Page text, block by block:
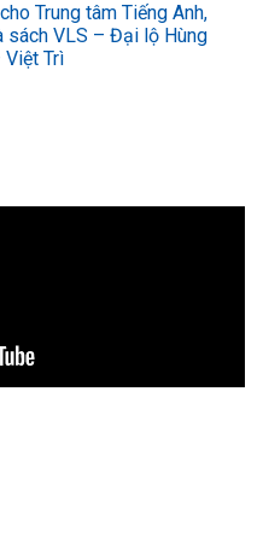
Trung tâm Tiếng Anh,
sách VLS – Đại lộ Hùng
Việt Trì